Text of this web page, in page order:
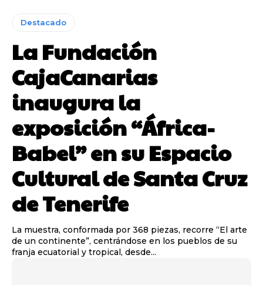
Destacado
La Fundación
CajaCanarias
inaugura la
exposición “África-
Babel” en su Espacio
Cultural de Santa Cruz
de Tenerife
La muestra, conformada por 368 piezas, recorre “El arte
de un continente”, centrándose en los pueblos de su
franja ecuatorial y tropical, desde...